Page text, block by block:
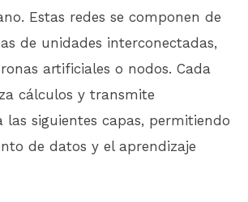
Estas redes se componen de
de unidades interconectadas,
artificiales o nodos. Cada
cálculos y transmite
las siguientes capas, permitiendo
de datos y el aprendizaje